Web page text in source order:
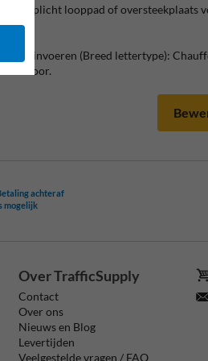
- Verplicht looppad of oversteekplaats
tekst invoeren (Breed lettertype):
kantoor.
achteraf
mogelijk
Over TrafficSupply
Contact
Over ons
Nieuws en Blog
Levertijden
Veelgestelde vragen / FAQ